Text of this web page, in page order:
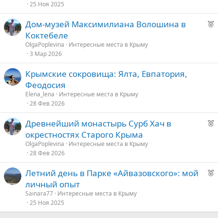
25 Ноя 2025
Р
е
Дом-музей Максимилиана Волошина в
Коктебеле
OlgaPoplevina
Интересные места в Крыму
3 Мар 2026
Крымские сокровища: Ялта, Евпатория,
Феодосия
Elena_lena
Интересные места в Крыму
28 Фев 2026
Р
е
е
Древнейший монастырь Сурб Хач в
окрестностях Старого Крыма
OlgaPoplevina
Интересные места в Крыму
28 Фев 2026
Р
Летний день в Парке «Айвазовского»: мой
личный опыт
Sainara77 Интересные места в Крыму
25 Ноя 2025